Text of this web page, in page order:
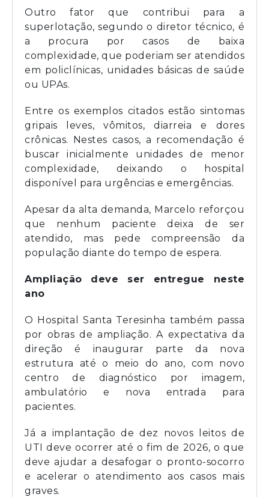
Outro fator que contribui para a
superlotação, segundo o diretor técnico, é
a procura por casos de baixa
complexidade, que poderiam ser atendidos
em policlínicas, unidades básicas de saúde
ou UPAs.
Entre os exemplos citados estão sintomas
gripais leves, vômitos, diarreia e dores
crônicas. Nestes casos, a recomendação é
buscar inicialmente unidades de menor
complexidade, deixando o hospital
disponível para urgências e emergências.
Apesar da alta demanda, Marcelo reforçou
que nenhum paciente deixa de ser
atendido, mas pede compreensão da
população diante do tempo de espera.
Ampliação deve ser entregue neste
ano
O Hospital Santa Teresinha também passa
por obras de ampliação. A expectativa da
direção é inaugurar parte da nova
estrutura até o meio do ano, com novo
centro de diagnóstico por imagem,
ambulatório e nova entrada para
pacientes.
Já a implantação de dez novos leitos de
UTI deve ocorrer até o fim de 2026, o que
deve ajudar a desafogar o pronto-socorro
e acelerar o atendimento aos casos mais
graves.